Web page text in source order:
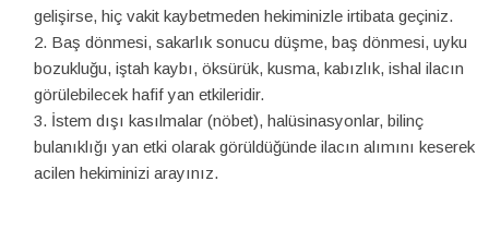
gelişirse, hiç vakit kaybetmeden hekiminizle irtibata geçiniz.
Baş dönmesi, sakarlık sonucu düşme, baş dönmesi, uyku
bozukluğu, iştah kaybı, öksürük, kusma, kabızlık, ishal ilacın
görülebilecek hafif yan etkileridir.
İstem dışı kasılmalar (nöbet), halüsinasyonlar, bilinç
bulanıklığı yan etki olarak görüldüğünde ilacın alımını keserek
acilen hekiminizi arayınız.